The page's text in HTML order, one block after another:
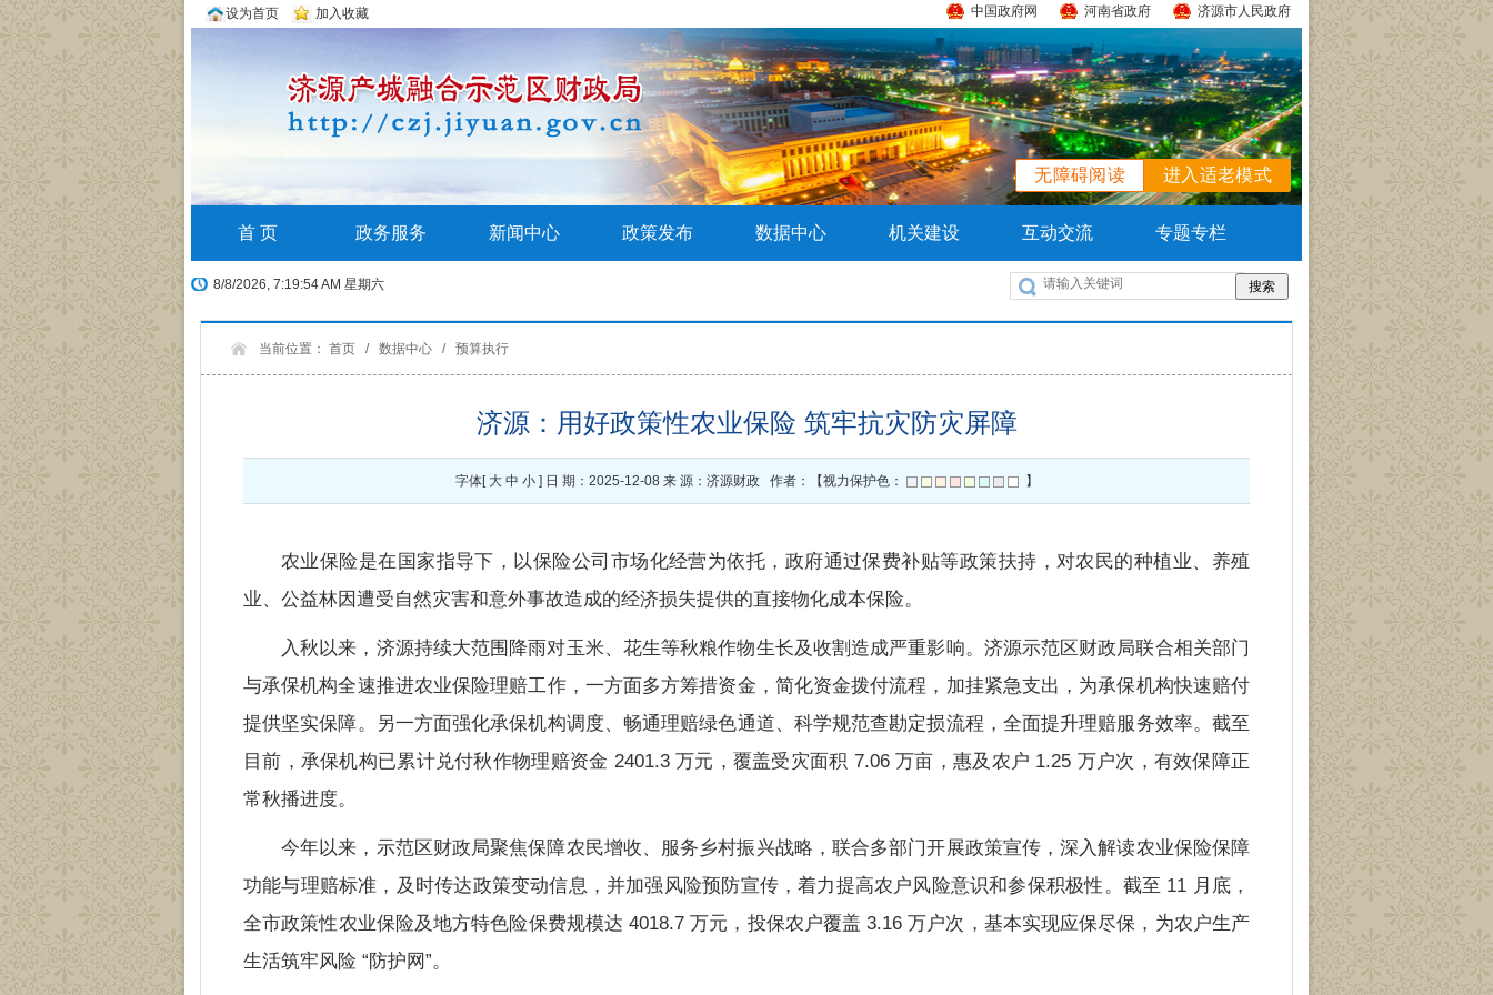
中国政府网 河南省政府 济源市人民政府
设为首页 加入收藏
进入适老模式
无障碍阅读
首 页 政务服务 新闻中心 政策发布 数据中心 机关建设 互动交流 专题专栏
8/8/2026, 7:19:54 AM 星期六
当前位置： 首页 / 数据中心 / 预算执行
济源：用好政策性农业保险 筑牢抗灾防灾屏障
字体[ 大 中 小] 日 期：2025-12-08 来 源：济源财政 作者：【视力保护色： 】
农业保险是在国家指导下，以保险公司市场化经营为依托，政府通过保费补贴等政策扶持，对农民的种植业、养殖
业、公益林因遭受自然灾害和意外事故造成的经济损失提供的直接物化成本保险。
入秋以来，济源持续大范围降雨对玉米、花生等秋粮作物生长及收割造成严重影响。济源示范区财政局联合相关部门
与承保机构全速推进农业保险理赔工作，一方面多方筹措资金，简化资金拨付流程，加挂紧急支出，为承保机构快速赔付
提供坚实保障。另一方面强化承保机构调度、畅通理赔绿色通道、科学规范查勘定损流程，全面提升理赔服务效率。截至
目前，承保机构已累计兑付秋作物理赔资金 2401.3 万元，覆盖受灾面积 7.06 万亩，惠及农户 1.25 万户次，有效保障正
常秋播进度。
今年以来，示范区财政局聚焦保障农民增收、服务乡村振兴战略 ，联合多部门开展政策宣传，深入解读农业保险保障
功能与理赔标准，及时传达政策变动信息，并加强风险预防宣传，着力提高农户风险意识和参保积极性。截至 11 月底，
全市政策性农业保险及地方特色险保费规模达 4018.7 万元，投保农户覆盖 3.16 万户次，基本实现应保尽保，为农户生产
生活筑牢风险 “防护网”。